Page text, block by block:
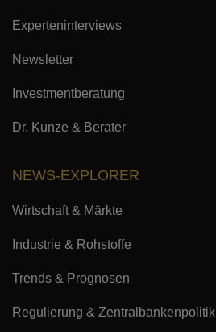
Experteninterviews
Newsletter
Investmentberatung
Dr. Kunze & Berater
NEWS-EXPLORER
Wirtschaft & Märkte
Industrie & Rohstoffe
Trends & Prognosen
Regulierung & Zentralbankenpolitik